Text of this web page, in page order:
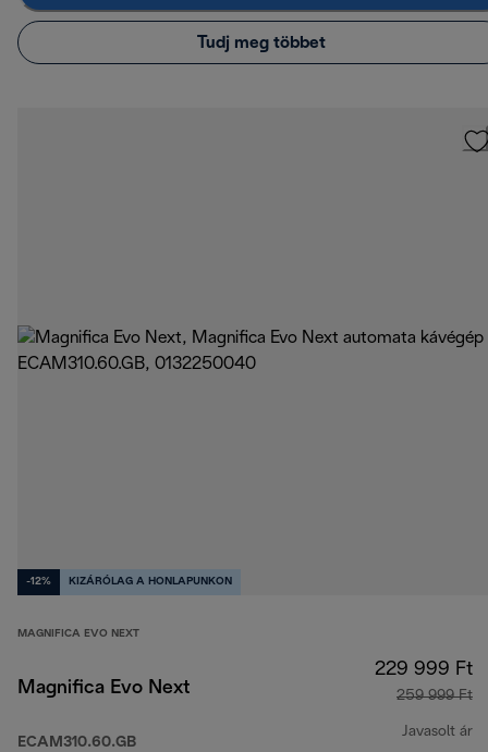
Tudj meg többet
-12% KIZÁRÓLAG A HONLAPUNKON
MAGNIFICA EVO NEXT
Magnifica Evo Next
ECAM310.60.GB
229 999 Ft
259 999 Ft
Javasolt ár